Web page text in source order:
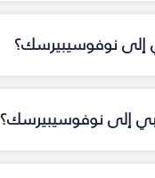
إلى نوفوسيبيرسك؟
إلى نوفوسيبيرسك؟